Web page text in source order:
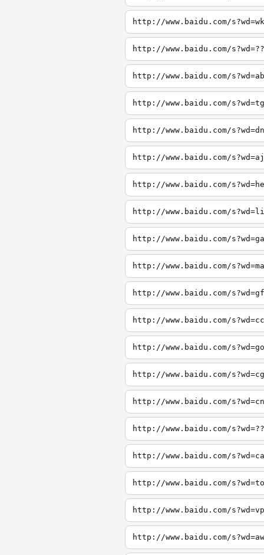
http://www.baidu.com/s?wd=wk
http://www.baidu.com/s?wd=??
http://www.baidu.com/s?wd=ab
http://www.baidu.com/s?wd=tg
http://www.baidu.com/s?wd=dn
http://www.baidu.com/s?wd=aj
http://www.baidu.com/
http://www.baidu.com/
http://www.baidu.com/
http://www.baidu.com/
http://www.baidu.com/
http://www.baidu.com/
http://www.baidu.com/
http://www.baidu.com/
http://www.baidu.com/
http://www.baidu.com/
http://www.baidu.com/
http://www.baidu.com/
http://www.baidu.com/
http://www.baidu.com/